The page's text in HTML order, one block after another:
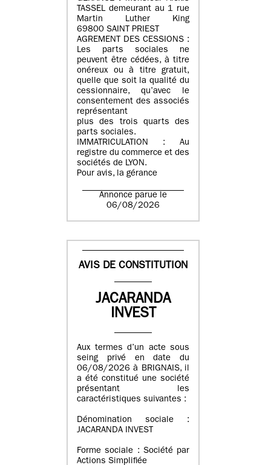
TASSEL demeurant au 1 rue
Martin Luther King
69800 SAINT PRIEST
AGREMENT DES CESSIONS :
Les parts sociales ne
peuvent être cédées, à titre
onéreux ou à titre gratuit,
quelle que soit la qualité du
cessionnaire, qu’avec le
consentement des associés
représentant
plus des trois quarts des
parts sociales.
IMMATRICULATION : Au
registre du commerce et des
sociétés de LYON.
Pour avis, la gérance
Annonce parue le
06/08/2026
AVIS DE CONSTITUTION
JACARANDA
INVEST
Aux termes d’un acte sous
seing privé en date du
06/08/2026 à BRIGNAIS, il
a été constitué une société
présentant les
caractéristiques suivantes :
Dénomination sociale :
JACARANDA INVEST
Forme sociale : Société par
Actions Simplifiée